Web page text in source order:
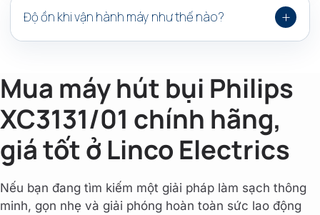
hiện được áp dụng chế độ bảo hành 24 tháng cho cả
thân máy và động cơ. Khi mua sắm tại các đại lý uy tín
Độ ồn khi vận hành máy như thế nào? +
với độ ồn tối đa ở chế độ Turbo khoảng 80 dB. Tiếng
ồn vừa phải, không gây chói tai hay ảnh hưởng quá lớn
đến sinh hoạt của các thành viên trong gia đình.
Mua máy hút bụi Philips
XC3131/01 chính hãng,
giá tốt ở Linco Electrics
Nếu bạn đang tìm kiếm một giải pháp làm sạch thông
minh, gọn nhẹ và giải phóng hoàn toàn sức lao động